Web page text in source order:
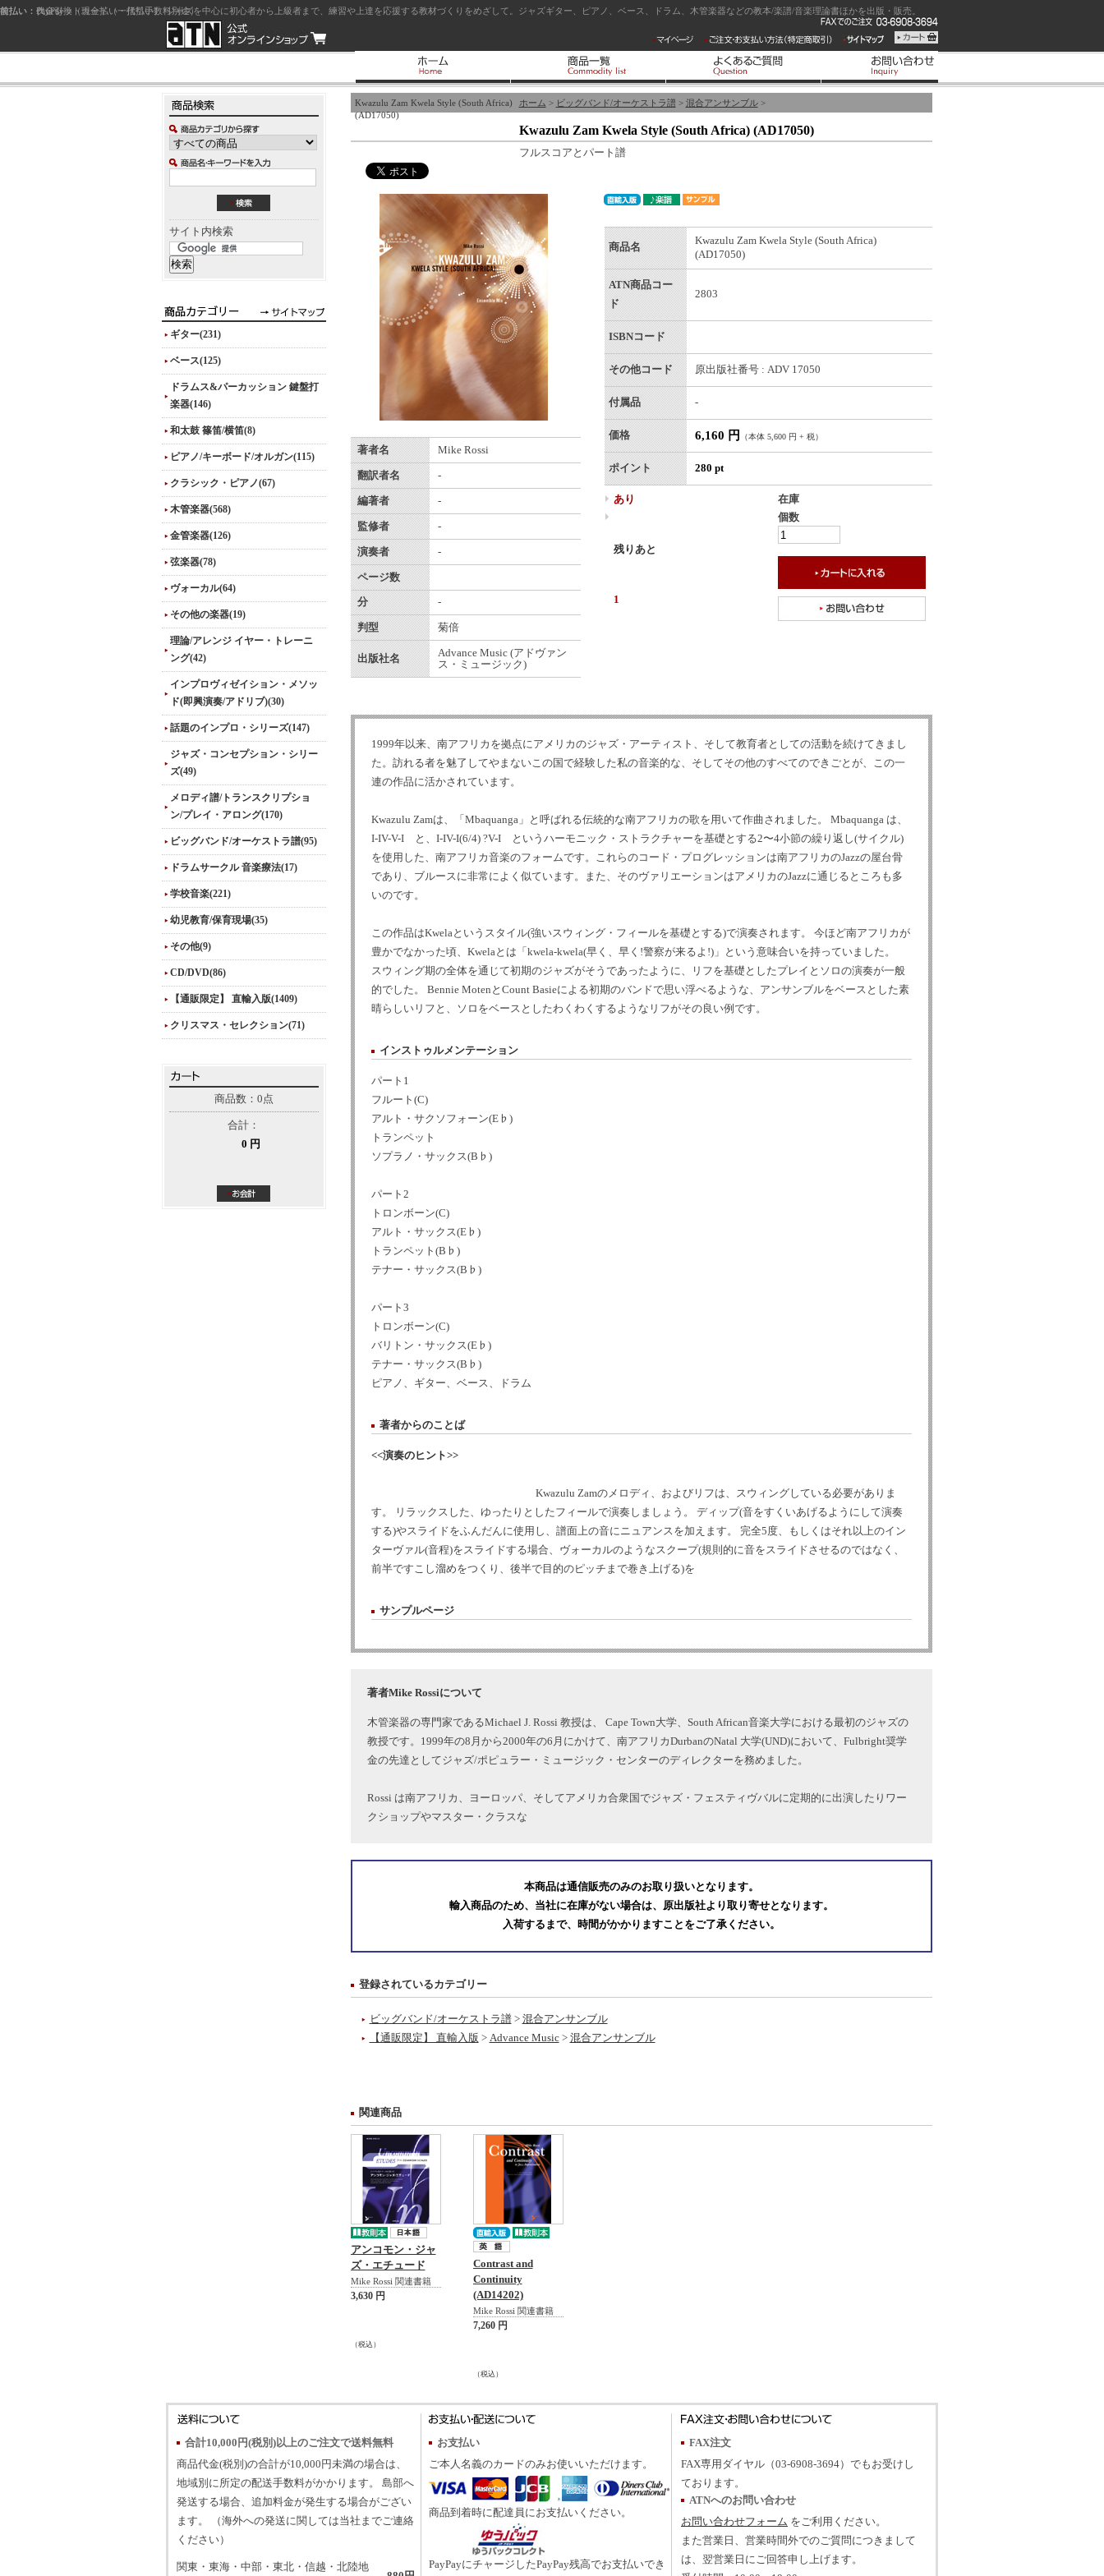
ジャズを中心に初心者から上級者まで、練習や上達を応援する教材づくりをめざして。ジャズギター、ピアノ、ベース、ドラム、木管楽器などの教本/楽譜/音楽理論書ほかを出版・販売。
サイト内検索
ギター(231)
ベース(125)
ドラムス&パーカッション 鍵盤打
楽器(146)
和太鼓 篠笛/横笛(8)
ピアノ/キーボード/オルガン(115)
クラシック・ピアノ(67)
木管楽器(568)
金管楽器(126)
弦楽器(78)
ヴォーカル(64)
その他の楽器(19)
理論/アレンジ イヤー・トレーニ
ング(42)
インプロヴィゼイション・メソッ
ド(即興演奏/アドリブ)(30)
話題のインプロ・シリーズ(147)
ジャズ・コンセプション・シリー
ズ(49)
メロディ譜/トランスクリプショ
ン/プレイ・アロング(170)
ビッグバンド/オーケストラ譜(95)
ドラムサークル 音楽療法(17)
学校音楽(221)
幼児教育/保育現場(35)
その他(9)
CD/DVD(86)
【通販限定】 直輸入版(1409)
クリスマス・セレクション(71)
商品数：0点
合計：
0 円
ホーム > ビッグバンド/オーケストラ譜 > 混合アンサンブル>
Kwazulu Zam Kwela Style (South Africa)
(AD17050)
Kwazulu Zam Kwela Style (South Africa) (AD17050)
フルスコアとパート譜
著者名 Mike Rossi
翻訳者名 -
編著者 -
監修者 -
演奏者 -
ページ数
分 -
判型 菊倍
出版社名
Advance Music (アドヴァン
ス・ミュージック)
商品名
Kwazulu Zam Kwela Style (South Africa)
(AD17050)
ATN商品コー
ド
2803
ISBNコード
その他コード 原出版社番号 : ADV 17050
付属品 -
価格 6,160 円 （本体 5,600 円 + 税）
ポイント 280 pt
在庫
あり
残りあと
1
個数
1999年以来、南アフリカを拠点にアメリカのジャズ・アーティスト、そして教育者としての活動を続けてきまし
た。訪れる者を魅了してやまないこの国で経験した私の音楽的な、そしてその他のすべてのできごとが、この一
連の作品に活かされています。
Kwazulu Zamは、「Mbaquanga」と呼ばれる伝統的な南アフリカの歌を用いて作曲されました。 Mbaquanga は、
I-IV-V-I と、I-IV-I(6/4) ?V-I というハーモニック・ストラクチャーを基礎とする2〜4小節の繰り返し(サイクル)
を使用した、南アフリカ音楽のフォームです。これらのコード・プログレッションは南アフリカのJazzの屋台骨
であり、ブルースに非常によく似ています。また、そのヴァリエーションはアメリカのJazzに通じるところも多
いのです。
この作品はKwelaというスタイル(強いスウィング・フィールを基礎とする)で演奏されます。 今ほど南アフリカが
豊かでなかった頃、Kwelaとは「kwela-kwela(早く、早く!警察が来るよ!)」という意味合いを持っていました。
スウィング期の全体を通じて初期のジャズがそうであったように、リフを基礎としたプレイとソロの演奏が一般
的でした。 Bennie MotenとCount Basieによる初期のバンドで思い浮べるような、アンサンブルをベースとした素
晴らしいリフと、ソロをベースとしたわくわくするようなリフがその良い例です。
インストゥルメンテーション
パート1
フルート(C)
アルト・サクソフォーン(E♭)
トランペット
ソプラノ・サックス(B♭)
パート2
トロンボーン(C)
アルト・サックス(E♭)
トランペット(B♭)
テナー・サックス(B♭)
パート3
トロンボーン(C)
バリトン・サックス(E♭)
テナー・サックス(B♭)
ピアノ、ギター、ベース、ドラム
著者からのことば
<<演奏のヒント>>
Kwazulu Zamのメロディ、およびリフは、スウィングしている必要がありま
す。 リラックスした、ゆったりとしたフィールで演奏しましょう。 ディップ(音をすくいあげるようにして演奏
する)やスライドをふんだんに使用し、譜面上の音にニュアンスを加えます。 完全5度、もしくはそれ以上のイン
ターヴァル(音程)をスライドする場合、ヴォーカルのようなスクープ(規則的に音をスライドさせるのではなく、
前半ですこし溜めをつくり、後半で目的のピッチまで巻き上げる)を
サンプルページ
著者Mike Rossiについて
木管楽器の専門家であるMichael J. Rossi 教授は、 Cape Town大学、South African音楽大学における最初のジャズの
教授です。1999年の8月から2000年の6月にかけて、南アフリカDurbanのNatal 大学(UND)において、Fulbright奨学
金の先達としてジャズ/ポピュラー・ミュージック・センターのディレクターを務めました。
Rossi は南アフリカ、ヨーロッパ、そしてアメリカ合衆国でジャズ・フェスティヴバルに定期的に出演したりワー
クショップやマスター・クラスな
本商品は通信販売のみのお取り扱いとなります。
輸入商品のため、当社に在庫がない場合は、原出版社より取り寄せとなります。
入荷するまで、時間がかかりますことをご了承ください。
登録されているカテゴリー
ビッグバンド/オーケストラ譜> 混合アンサンブル
【通販限定】 直輸入版 > Advance Music> 混合アンサンブル
関連商品
アンコモン・ジャ
ズ・エチュード
Mike Rossi 関連書籍
3,630 円
（税込）
Contrast and
Continuity
(AD14202)
Mike Rossi 関連書籍
7,260 円
（税込）
合計10,000円(税別)以上のご注文で送料無料
商品代金(税別)の合計が10,000円未満の場合は、
地域別に所定の配送手数料がかかります。 島部へ
発送する場合、追加料金が発生する場合がござい
ます。 （海外への発送に関しては当社までご連絡
ください）
関東・東海・中部・東北・信越・北陸地
お支払い
前払い：クレジットカード（一括払い）
ご本人名義のカードのみお使いいただけます。
後払い：代金引換（現金払い・代引手数料別途）
商品到着時に配達員にお支払いください。
前払い：PayPay
PayPayにチャージしたPayPay残高でお支払いでき
FAX注文
FAX専用ダイヤル（03-6908-3694）でもお受けし
ております。
ATNへのお問い合わせ
お問い合わせフォーム をご利用ください。
また営業日、営業時間外でのご質問につきまして
は、翌営業日にご回答申し上げます。